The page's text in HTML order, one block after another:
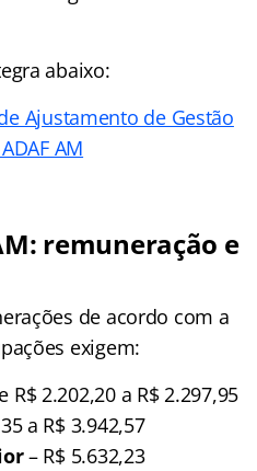
abaixo:
Ajustamento de Gestão
AM
remuneração e
de acordo com a
exigem:
R$ 2.202,20 a R$ 2.297,95
a R$ 3.942,57
– R$ 5.632,23